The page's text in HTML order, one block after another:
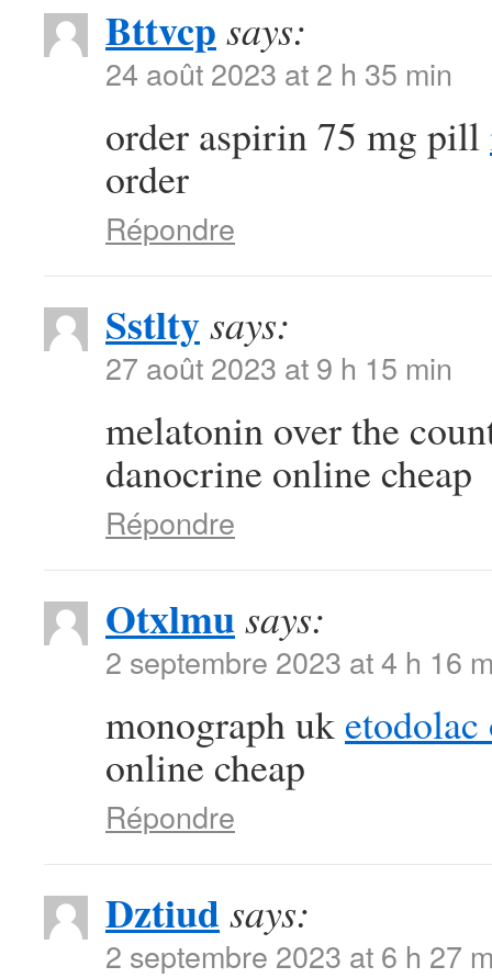
Bttvcp says:
24 août 2023 at 2 h 35 min
order aspirin 75 mg pill
order
Répondre
Sstltysays:
27 août 2023 at 9 h 15 min
melatonin over the
danocrine online cheap
Répondre
Otxlmusays:
2 septembre 2023 at 4 h 16
monograph uk etodolac
online cheap
Répondre
Dztiudsays:
2 septembre 2023 at 6 h 27